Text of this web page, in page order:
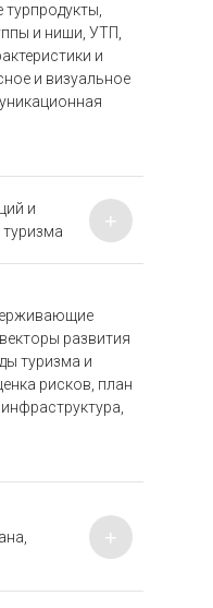
и ниши, УТП,
и
и визуальное
и
туризма
+
развития
туризма и
рисков, план
+